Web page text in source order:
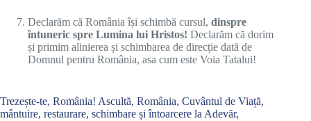
Declarăm că România își schimbă cursul, dinspre
întuneric spre Lumina lui Hristos! Declarăm că dorim
și primim alinierea și schimbarea de direcție dată de
Domnul pentru România, asa cum este Voia Tatalui!
Trezește-te, România! Ascultă, România, Cuvântul de Viață,
mântuire, restaurare, schimbare și întoarcere la Adevăr,